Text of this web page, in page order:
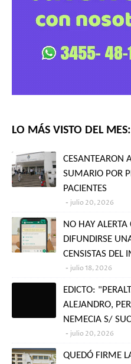
LO MÁS VISTO DEL MES:
CESANTEARON
SUMARIO POR
PACIENTES
julio 20, 2026
NO HAY
DIFUNDIRSE
CENSISTAS DEL
julio 18, 2026
EDICTO:
ALEJANDRO,
NEMECIA S/
julio 20, 2026
QUEDÓ FIRME